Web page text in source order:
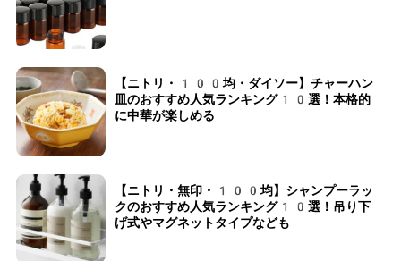
【ニトリ・100均・ダイソー】チャーハン
皿のおすすめ人気ランキング10選！本格的
に中華が楽しめる
【ニトリ・無印・100均】シャンプーラッ
クのおすすめ人気ランキング10選！吊り下
げ式やマグネットタイプなども